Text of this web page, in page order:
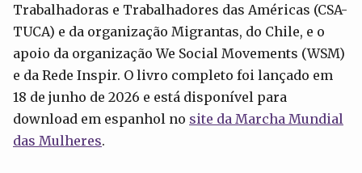
Trabalhadoras e Trabalhadores das Américas (CSA-
TUCA) e da organização Migrantas, do Chile, e o
apoio da organização We Social Movements (WSM)
e da Rede Inspir. O livro completo foi lançado em
18 de junho de 2026 e está disponível para
download em espanhol no site da Marcha Mundial
das Mulheres.